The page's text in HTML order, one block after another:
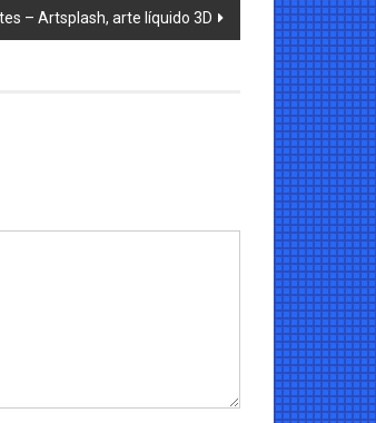
– Artsplash, arte líquido 3D